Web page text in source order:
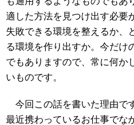
適した方法を見つけ出す必要
失敗できる環境を整えるか、
る環境を作り出すか。今だけ
でもありますので、常に何か
いものです。
今回この話を書いた理由で
最近携わっているお仕事でな